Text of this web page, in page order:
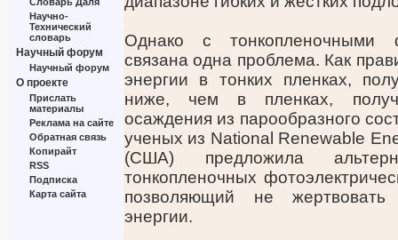
Научно-
Технический
словарь
Научный форум
Научный форум
О проекте
Прислать
материалы
Реклама на сайте
Обратная связь
Копирайт
RSS
Подписка
Карта сайта
Однако с тонкопленочными
связана одна проблема. Как
энергии в тонких пленках,
ниже, чем в пленках,
осаждения из парообразного
ученых из National Renewable
(США) предложила
тонкопленочных
позволяющий не жертвовать
энергии.